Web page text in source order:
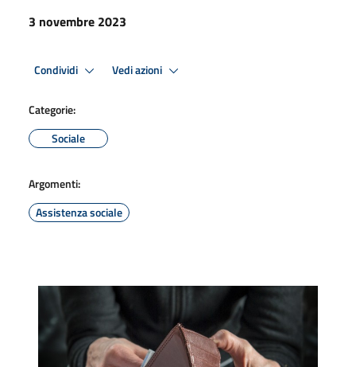
3 novembre 2023
Condividi Vedi azioni
Categorie:
Sociale
Argomenti:
Assistenza sociale